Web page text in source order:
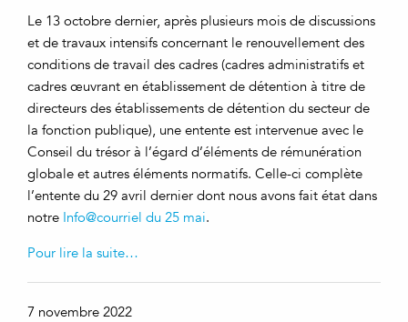
Le 13 octobre dernier, après plusieurs mois de discussions
et de travaux intensifs concernant le renouvellement des
conditions de travail des cadres (cadres administratifs et
cadres œuvrant en établissement de détention à titre de
directeurs des établissements de détention du secteur de
la fonction publique), une entente est intervenue avec le
Conseil du trésor à l’égard d’éléments de rémunération
globale et autres éléments normatifs. Celle-ci complète
l’entente du 29 avril dernier dont nous avons fait état dans
notre Info@courriel du 25 mai.
Pour lire la suite…
7 novembre 2022